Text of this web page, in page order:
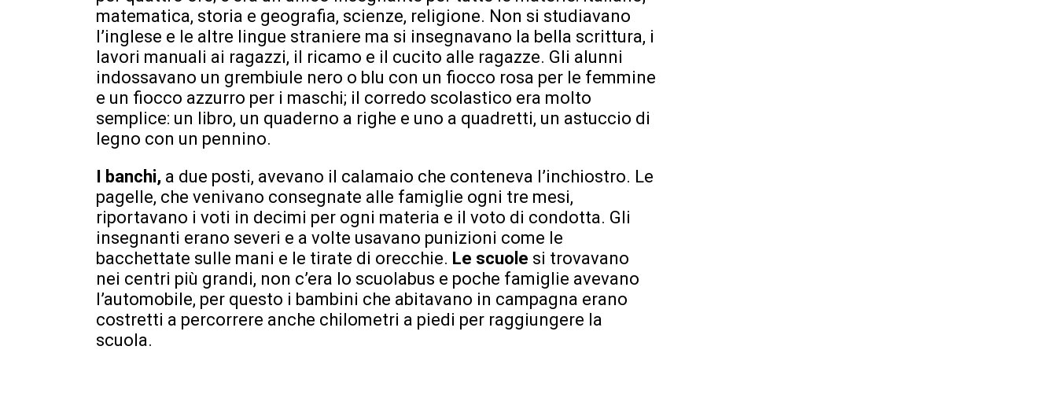
matematica, storia e geografia, scienze, religione. Non si studiavano
l’inglese e le altre lingue straniere ma si insegnavano la bella scrittura, i
lavori manuali ai ragazzi, il ricamo e il cucito alle ragazze. Gli alunni
indossavano un grembiule nero o blu con un fiocco rosa per le femmine
e un fiocco azzurro per i maschi; il corredo scolastico era molto
semplice: un libro, un quaderno a righe e uno a quadretti, un astuccio di
legno con un pennino.
I banchi, a due posti, avevano il calamaio che conteneva l’inchiostro. Le
pagelle, che venivano consegnate alle famiglie ogni tre mesi,
riportavano i voti in decimi per ogni materia e il voto di condotta. Gli
insegnanti erano severi e a volte usavano punizioni come le
bacchettate sulle mani e le tirate di orecchie. Le scuole si trovavano
nei centri più grandi, non c’era lo scuolabus e poche famiglie avevano
l’automobile, per questo i bambini che abitavano in campagna erano
costretti a percorrere anche chilometri a piedi per raggiungere la
scuola.